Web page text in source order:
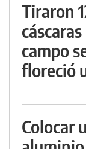
Tiraron
campo
floreció
Colocar